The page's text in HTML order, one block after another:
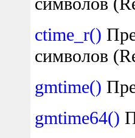
ctime_r()
символов
gmtime()
gmtime64()